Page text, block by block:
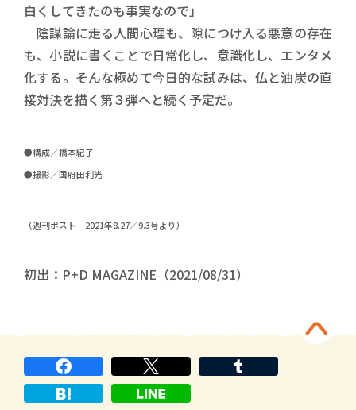
白くしてきたのも事実なので」
陰謀論に走る人間心理も、隙につけ入る悪意の存在
も、小説に書くことで日常化し、意識化し、エンタメ
化する。そんな極めて今日的な試みは、仏と油炭の直
接対決を描く第３弾へと続く予定だ。
●構成／橋本紀子
●撮影／国府田利光
（週刊ポスト 2021年8.27／9.3号より）
初出：P+D MAGAZINE（2021/08/31）